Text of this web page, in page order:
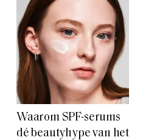
Waarom SPF-serums
dé beautyhype van het